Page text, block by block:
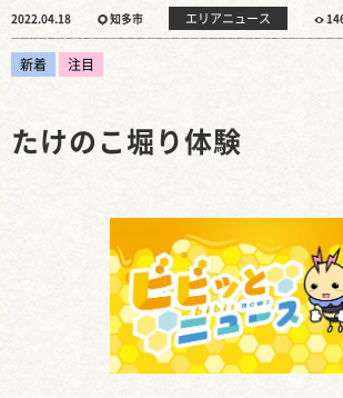
2022.04.18 知多市 エリアニュース
新着 注目
たけのこ堀り体験